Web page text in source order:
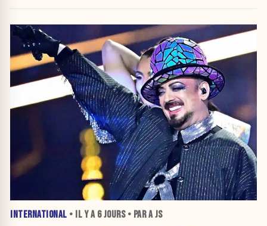
INTERNATIONAL • IL Y A 6 JOURS• PAR A JS